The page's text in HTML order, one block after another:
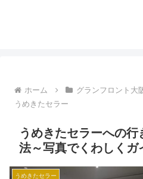
ホーム グランフロント大
うめきたセラー
うめきたセラーへの
法～写真でくわしくガ
うめきたセラー